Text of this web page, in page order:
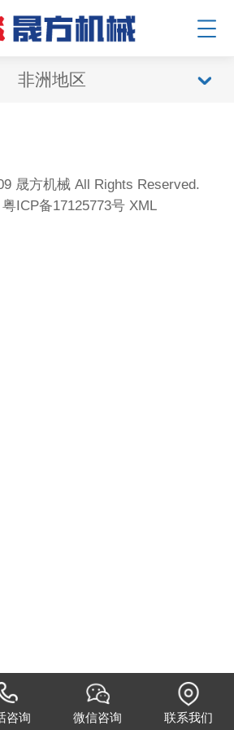
非洲地区
晟方机械 All Rights Reserved.
粤ICP备17125773号 XML
咨询 微信咨询 联系我们